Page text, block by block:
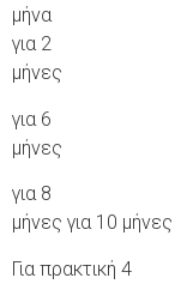
μήνα
για 2
μήνες
για 6
μήνες
για 8
μήνες για 10 μήνες
Για πρακτική 4